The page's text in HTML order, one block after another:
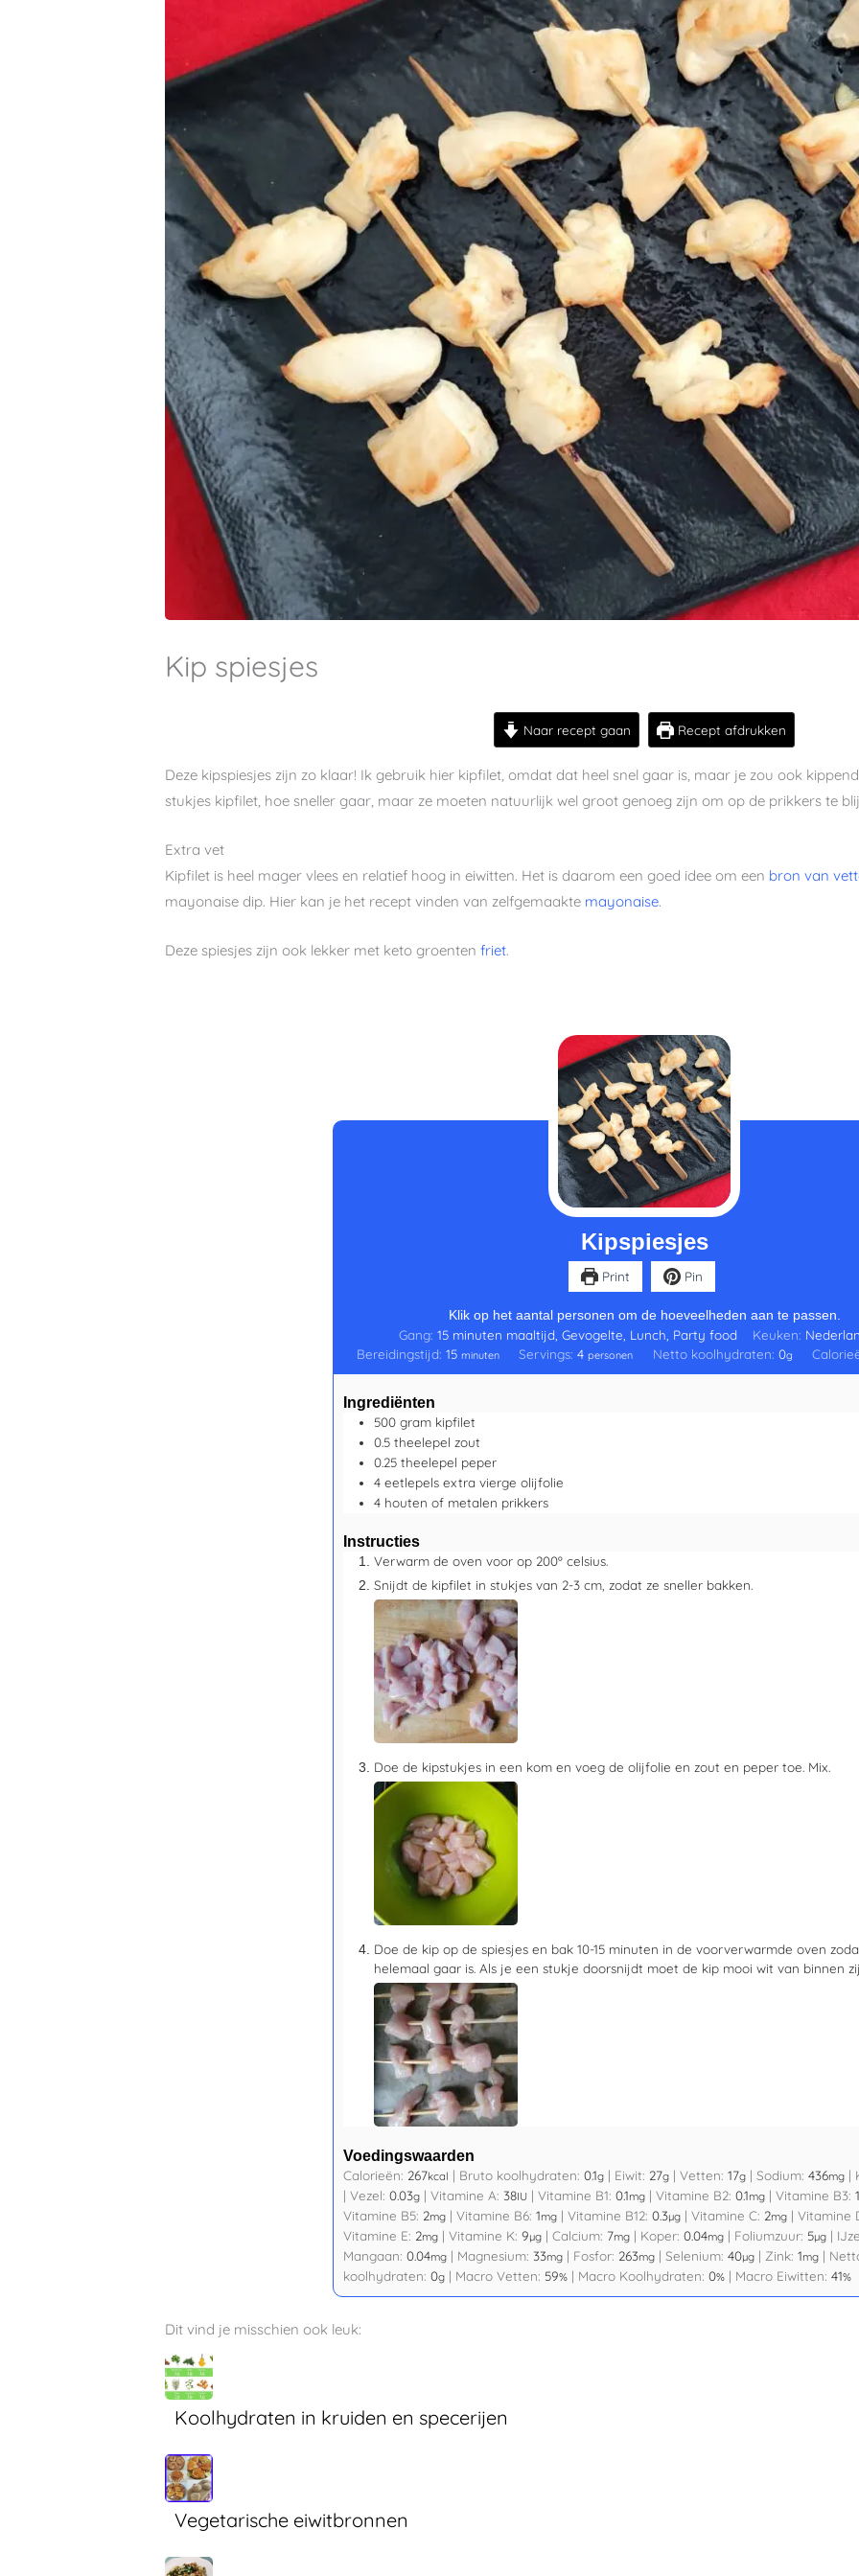
Kip spiesjes
Naar recept gaan Recept afdrukken
Deze kipspiesjes zijn zo klaar! Ik gebruik hier kipfilet, omdat dat heel snel gaar is, maar je zou ook
stukjes kipfilet, hoe sneller gaar, maar ze moeten natuurlijk wel groot genoeg zijn om op de prikkers te
Extra vet
Kipfilet is heel mager vlees en relatief hoog in eiwitten. Het is daarom een goed idee om een bron van
mayonaise dip. Hier kan je het recept vinden van zelfgemaakte mayonaise.
Deze spiesjes zijn ook lekker met keto groentenfriet.
Kipspiesjes
Print Pin
Klik op het aantal personen om de hoeveelheden aan te passen.
Gang: 15 minuten maaltijd, Gevogelte, Lunch, Party food Keuken:
Bereidingstijd:15 minuten Servings:4 personen Netto koolhydraten: 0g
Ingrediënten
500 gram kipfilet
0.5 theelepel zout
0.25 theelepel peper
4 eetlepels extra vierge olijfolie
4 houten of metalen prikkers
Instructies
Verwarm de oven voor op 200º celsius.
Snijdt de kipfilet in stukjes van 2-3 cm, zodat ze sneller bakken.
Doe de kipstukjes in een kom en voeg de olijfolie en zout en peper toe. Mix.
Doe de kip op de spiesjes en bak 10-15 minuten in de voorverwarmde oven
helemaal gaar is. Als je een stukje doorsnijdt moet de kip mooi wit van binnen
Voedingswaarden
Calorieën: 267kcal | Bruto koolhydraten: 0.1g | Eiwit: 27g | Vetten: 17g | Sodium: 436mg |
| Vezel: 0.03g | Vitamine A: 38IU | Vitamine B1: 0.1mg | Vitamine B2: 0.1mg | Vitamine B3:
Vitamine B5: 2mg | Vitamine B6: 1mg | Vitamine B12: 0.3µg | Vitamine C: 2mg | Vitamine
Vitamine E: 2mg | Vitamine K: 9µg | Calcium: 7mg | Koper: 0.04mg | Foliumzuur: 5µg |
Mangaan: 0.04mg | Magnesium: 33mg | Fosfor: 263mg | Selenium: 40µg | Zink: 1mg |
koolhydraten: 0g | Macro Vetten: 59% | Macro Koolhydraten: 0% | Macro Eiwitten: 41%
Dit vind je misschien ook leuk:
Koolhydraten in kruiden en specerijen
Vegetarische eiwitbronnen